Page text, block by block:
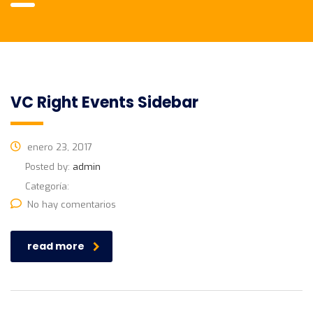
VC Right Events Sidebar
enero 23, 2017
Posted by: admin
Categoría:
No hay comentarios
read more